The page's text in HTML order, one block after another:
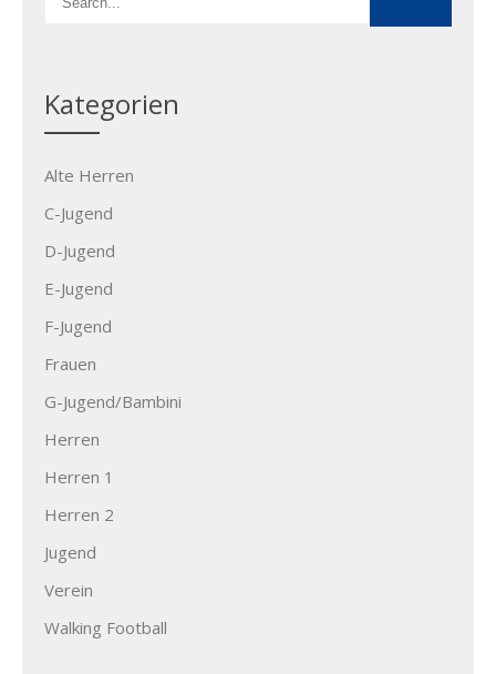
Kategorien
Alte Herren
C-Jugend
D-Jugend
E-Jugend
F-Jugend
Frauen
G-Jugend/Bambini
Herren
Herren 1
Herren 2
Jugend
Verein
Walking Football